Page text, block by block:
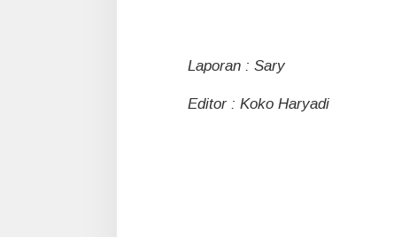
Laporan : Sary
Editor : Koko Haryadi